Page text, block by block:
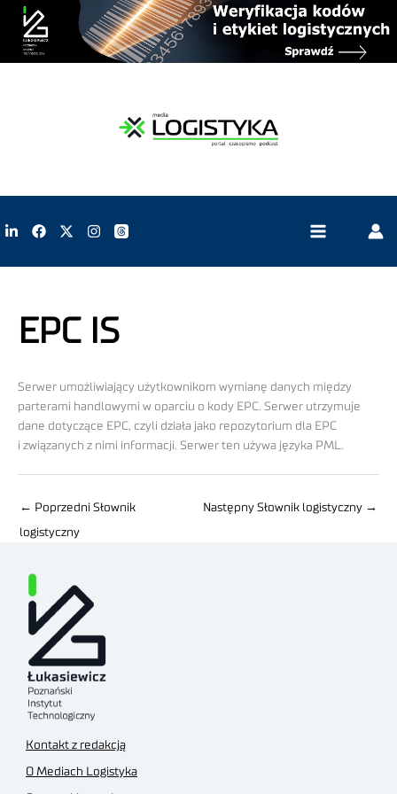
EPC IS
Serwer umożliwiający użytkownikom wymianę danych między
parterami handlowymi w oparciu o kody EPC. Serwer utrzymuje
dane dotyczące EPC, czyli działa jako repozy­torium dla EPC
i związanych z nimi informacji. Serwer ten używa języka PML.
← Poprzedni Słownik
logistyczny
Następny Słownik logistyczny →
Kontakt z redakcją
O Mediach Logistyka